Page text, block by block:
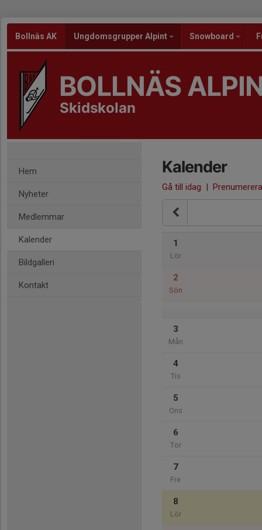
Bollnäs AK Ungdomsgrupper Alpint Snowboard
BOLLNÄS
Skidskolan
Hem
Nyheter
Medlemmar
Kalender
Bildgalleri
Kontakt
Kalender
Gå till idag | Prenumerera
1
Lör
2
Sön
3
Mån
4
Tis
5
Ons
6
Tor
7
Fre
8
Lör